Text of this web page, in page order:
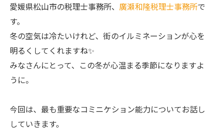
愛媛県松山市の税理士事務所、 廣瀬和隆税理士事務所で
す。
冬の空気は冷たいけれど、街のイルミネーションが心を
明るくしてくれますね✨
みなさんにとって、この冬が心温まる季節になりますよ
うに。
今回は、最も重要なコミニケション能力についてお話し
していきます。